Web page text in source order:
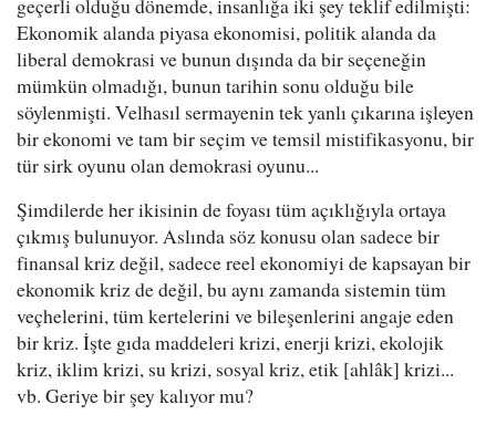
geçerli olduğu dönemde, insanlığa iki şey teklif edilmişti:
Ekonomik alanda piyasa ekonomisi, politik alanda da
liberal demokrasi ve bunun dışında da bir seçeneğin
mümkün olmadığı, bunun tarihin sonu olduğu bile
söylenmişti. Velhasıl sermayenin tek yanlı çıkarına işleyen
bir ekonomi ve tam bir seçim ve temsil mistifikasyonu, bir
tür sirk oyunu olan demokrasi oyunu...
Şimdilerde her ikisinin de foyası tüm açıklığıyla ortaya
çıkmış bulunuyor. Aslında söz konusu olan sadece bir
finansal kriz değil, sadece reel ekonomiyi de kapsayan bir
ekonomik kriz de değil, bu aynı zamanda sistemin tüm
veçhelerini, tüm kertelerini ve bileşenlerini angaje eden
bir kriz. İşte gıda maddeleri krizi, enerji krizi, ekolojik
kriz, iklim krizi, su krizi, sosyal kriz, etik [ahlâk] krizi...
vb. Geriye bir şey kalıyor mu?